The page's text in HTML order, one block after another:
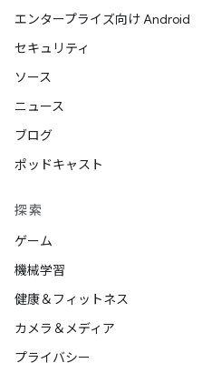
エンタープライズ向け Android
セキュリティ
ソース
ニュース
ブログ
ポッドキャスト
探索
ゲーム
機械学習
健康＆フィットネス
カメラ＆メディア
プライバシー